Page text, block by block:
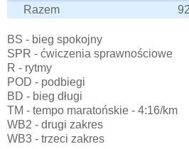
Razem
BS - bieg spokojny
SPR - ćwiczenia sprawnościowe
R - rytmy
POD - podbiegi
BD - bieg długi
TM - tempo maratońskie - 4:16/km
WB2 - drugi zakres
WB3 - trzeci zakres